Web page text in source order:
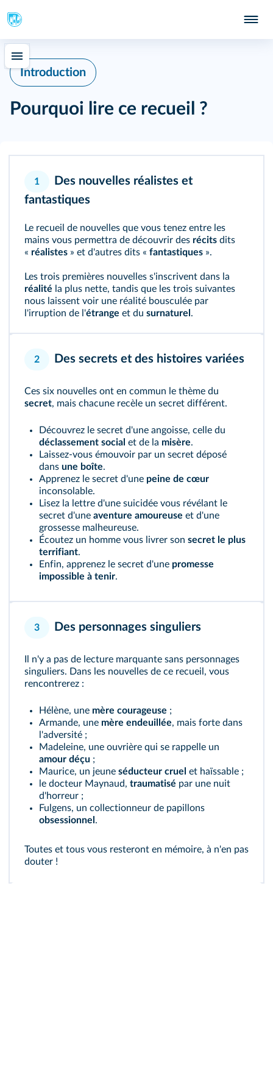
Introduction
Pourquoi lire ce recueil ?
1
Des nouvelles réalistes et
fantastiques
Le recueil de nouvelles que vous tenez entre les
mains vous permettra de découvrir des récits dits
« réalistes » et d'autres dits « fantastiques ».
Les trois premières nouvelles s'inscrivent dans la
réalité la plus nette, tandis que les trois suivantes
nous laissent voir une réalité bousculée par
l'irruption de l'étrange et du surnaturel .
2 Des secrets et des histoires variées
Ces six nouvelles ont en commun le thème du
secret, mais chacune recèle un secret différent.
Découvrez le secret d'une angoisse, celle du
déclassement social et de la misère.
Laissez-vous émouvoir par un secret déposé
dans une boîte.
Apprenez le secret d'une peine de cœur
inconsolable.
Lisez la lettre d'une suicidée vous révélant le
secret d'une aventure amoureuse et d'une
grossesse malheureuse.
Écoutez un homme vous livrer son secret le plus
terrifiant.
Enfin, apprenez le secret d'une promesse
impossible à tenir.
3 Des personnages singuliers
Il n'y a pas de lecture marquante sans personnages
singuliers. Dans les nouvelles de ce recueil, vous
rencontrerez :
Hélène, une mère courageuse ;
Armande, une mère endeuillée, mais forte dans
l'adversité ;
Madeleine, une ouvrière qui se rappelle un
amour déçu ;
Maurice, un jeune séducteur cruel et haïssable ;
le docteur Maynaud, traumatisé par une nuit
d'horreur ;
Fulgens, un collectionneur de papillons
obsessionnel .
Toutes et tous vous resteront en mémoire, à n'en pas
douter !